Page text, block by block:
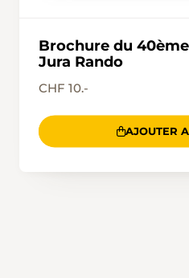
Brochure du
Jura Rando
CHF 10.-
AJOUTER